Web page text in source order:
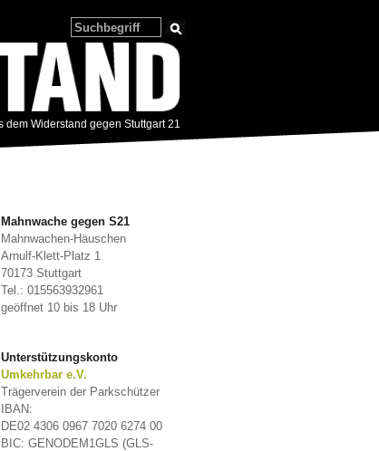
Widerstand gegen Stuttgart 21
Mahnwache gegen S21
Mahnwachen-Häuschen
Arnulf-Klett-Platz 1
70173 Stuttgart
Tel.: 015563932961
geöffnet 10 bis 18 Uhr
Unterstützungskonto
Umkehrbar e.V.
Trägerverein der Parkschützer
IBAN:
DE02 4306 0967 7020 6274 00
BIC: GENODEM1GLS (GLS-